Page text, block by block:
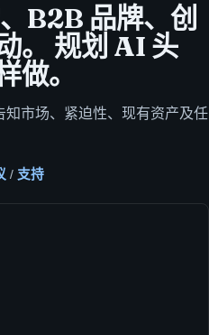
B2B 品牌、创
。 规划 AI 头
做。
知市场、紧迫性、现有资产及任
/ 支持